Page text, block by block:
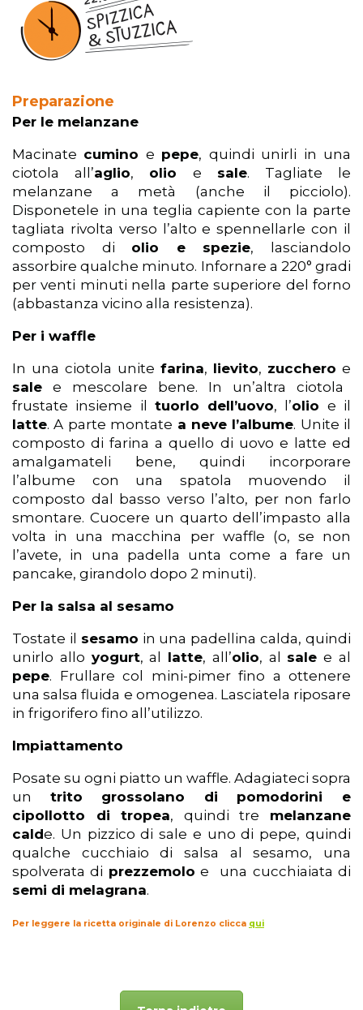
Preparazione
Per le melanzane
Macinate cumino e pepe, quindi unirli in una
ciotola all’aglio, olio e sale. Tagliate le
melanzane a metà (anche il picciolo).
Disponetele in una teglia capiente con la parte
tagliata rivolta verso l’alto e spennellarle con il
composto di olio e spezie, lasciandolo
assorbire qualche minuto. Infornare a 220° gradi
per venti minuti nella parte superiore del forno
(abbastanza vicino alla resistenza).
Per i waffle
In una ciotola unite farina, lievito, zucchero e
sale e mescolare bene. In un’altra ciotola
frustate insieme il tuorlo dell’uovo, l’olio e il
latte. A parte montate a neve l’albume. Unite il
composto di farina a quello di uovo e latte ed
amalgamateli bene, quindi incorporare
l’albume con una spatola muovendo il
composto dal basso verso l’alto, per non farlo
smontare. Cuocere un quarto dell’impasto alla
volta in una macchina per waffle (o, se non
l’avete, in una padella unta come a fare un
pancake, girandolo dopo 2 minuti).
Per la salsa al sesamo
Tostate il sesamo in una padellina calda, quindi
unirlo allo yogurt, al latte, all’olio, al sale e al
pepe. Frullare col mini-pimer fino a ottenere
una salsa fluida e omogenea. Lasciatela riposare
in frigorifero fino all’utilizzo.
Impiattamento
Posate su ogni piatto un waffle. Adagiateci sopra
un trito grossolano di pomodorini e
cipollotto di tropea, quindi tre melanzane
calde. Un pizzico di sale e uno di pepe, quindi
qualche cucchiaio di salsa al sesamo, una
spolverata di prezzemolo e una cucchiaiata di
semi di melagrana.
Per leggere la ricetta originale di Lorenzo clicca qui